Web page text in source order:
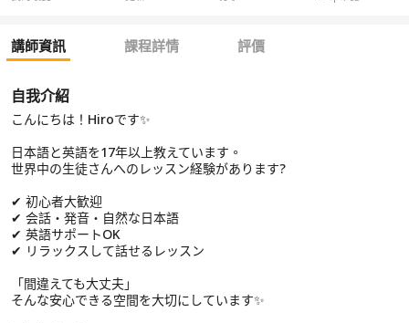
講師資訊 課程詳情 評價
自我介紹
こんにちは！Hiroです✨
日本語と英語を17年以上教えています。
世界中の生徒さんへのレッスン経験があります?
✔ 初心者大歓迎
✔ 会話・発音・自然な日本語
✔ 英語サポートOK
✔ リラックスして話せるレッスン
「間違えても大丈夫」
そんな安心できる空間を大切にしています✨